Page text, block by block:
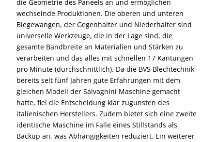
die Geometrie des Paneels an und ermöglichen
wechselnde Produktionen. Die oberen und unteren
Biegewangen, der Gegenhalter und Niederhalter sind
universelle Werkzeuge, die in der Lage sind, die
gesamte Bandbreite an Materialien und Stärken zu
verarbeiten und das alles mit schnellen 17 Kantungen
pro Minute (durchschnittlich). Da die BVS Blechtechnik
bereits seit fünf Jahren gute Erfahrungen mit dem
gleichen Modell der Salvagnini Maschine gemacht
hatte, fiel die Entscheidung klar zugunsten des
italienischen Herstellers. Zudem bietet sich eine zweite
identische Maschine im Falle eines Stillstands als
Backup an, was Abhängigkeiten reduziert. Ein weiterer